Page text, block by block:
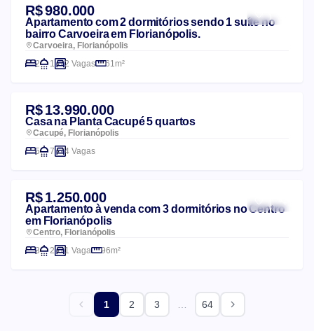
R$ 980.000
Apartamento com 2 dormitórios sendo 1 suíte no
bairro Carvoeira em Florianópolis.
Carvoeira, Florianópolis
2
1 2 Vagas 61m²
R$ 13.990.000
Casa na Planta Cacupé 5 quartos
Cacupé, Florianópolis
5
7 4 Vagas
R$ 1.250.000
Apartamento à venda com 3 dormitórios no Centro
em Florianópolis
Centro, Florianópolis
3
2 1 Vaga 96m²
1 2 3 … 64